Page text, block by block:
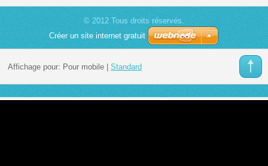
© 2012 Tous droits réservés.
Créer un site internet gratuit
Affichage pour: Pour mobile| Standard